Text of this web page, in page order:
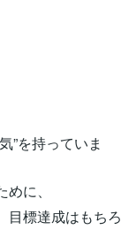
”を持っていま
に、
目標達成はもちろ